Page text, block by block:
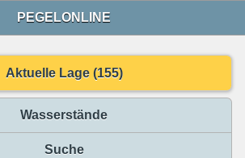
PEGELONLINE
Aktuelle Lage (155)
Wasserstände
Suche